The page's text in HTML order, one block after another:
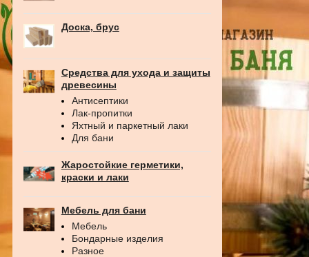
Доска, брус
Средства для ухода и защиты
древесины
Антисептики
Лак-пропитки
Яхтный и паркетный лаки
Для бани
Жаростойкие герметики,
краски и лаки
Мебель для бани
Мебель
Бондарные изделия
Разное